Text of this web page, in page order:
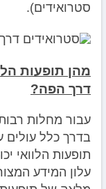
סטרואידים).
מהן תופעות
דרך הפה?
עבור מחלות
בדרך כלל עולים
תופעות הלוואי
עלון המידע